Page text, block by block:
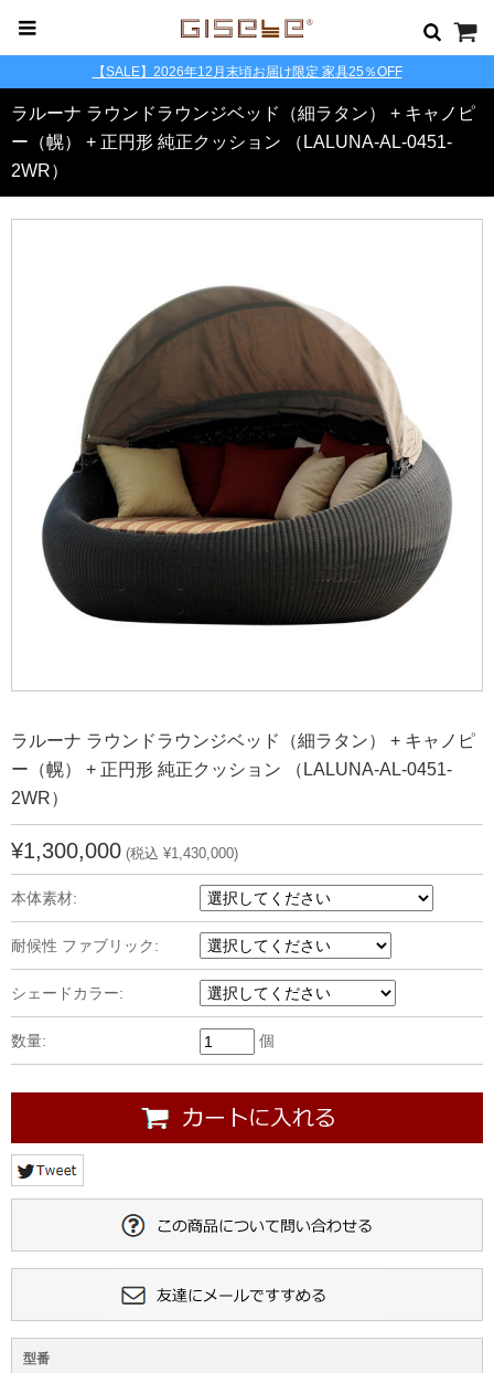
【SALE】2026年12月末頃お届け限定 家具25％OFF
ラルーナ ラウンドラウンジベッド（細ラタン） + キャノピ
ー（幌） + 正円形 純正クッション （LALUNA-AL-0451-
2WR）
ラルーナ ラウンドラウンジベッド（細ラタン） + キャノピ
ー（幌） + 正円形 純正クッション （LALUNA-AL-0451-
2WR）
¥1,300,000 (税込 ¥1,430,000)
本体素材:
耐候性 ファブリック:
シェードカラー:
数量: 個
型番